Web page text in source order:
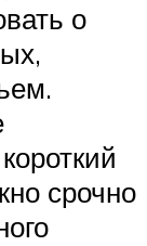
о
срочно